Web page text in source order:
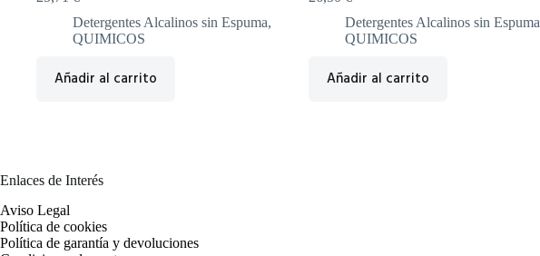
Detergentes Alcalinos sin Espuma,
QUIMICOS
Añadir al carrito
Detergentes Alcalinos sin Espuma
QUIMICOS
Añadir al carrito
Enlaces de Interés
Aviso Legal
Política de cookies
Política de garantía y devoluciones